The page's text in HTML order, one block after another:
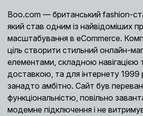
Boo.com — британський fashion-
який став одним із найвідоміших
масштабування в eCommerce.
ціль створити стильний онлайн-
елементами, складною
доставкою, та для інтернету 1999
занадто амбітно. Сайт був
функціональністю, повільно
модемне підключення і не